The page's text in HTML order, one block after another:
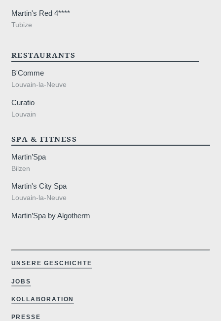
Martin's Red 4****
Tubize
RESTAURANTS
B'Comme
Louvain-la-Neuve
Curatio
Louvain
SPA & FITNESS
Martin’Spa
Bilzen
Martin's City Spa
Louvain-la-Neuve
Martin’Spa by Algotherm
UNSERE GESCHICHTE
JOBS
KOLLABORATION
PRESSE